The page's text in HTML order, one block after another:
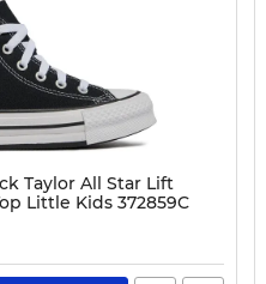
Taylor All Star Lift
Little Kids 372859C